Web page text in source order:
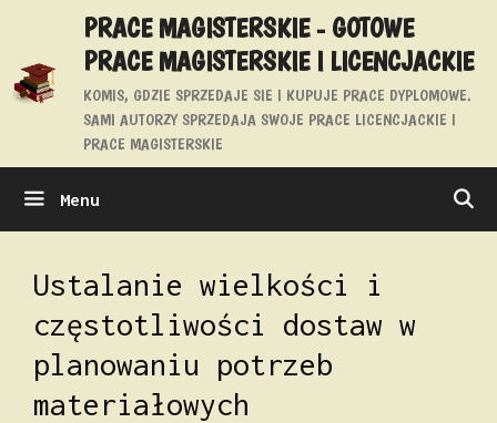
treści
PRACE MAGISTERSKIE - GOTOWE
PRACE MAGISTERSKIE I LICENCJACKIE
KOMIS, GDZIE SPRZEDAJE SIE I KUPUJE PRACE DYPLOMOWE.
SAMI AUTORZY SPRZEDAJA SWOJE PRACE LICENCJACKIE I
PRACE MAGISTERSKIE
Menu
Ustalanie wielkości i
częstotliwości dostaw w
planowaniu potrzeb
materiałowych